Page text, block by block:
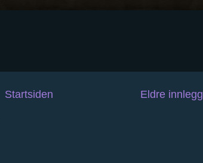
Eldre innlegg
Startsiden